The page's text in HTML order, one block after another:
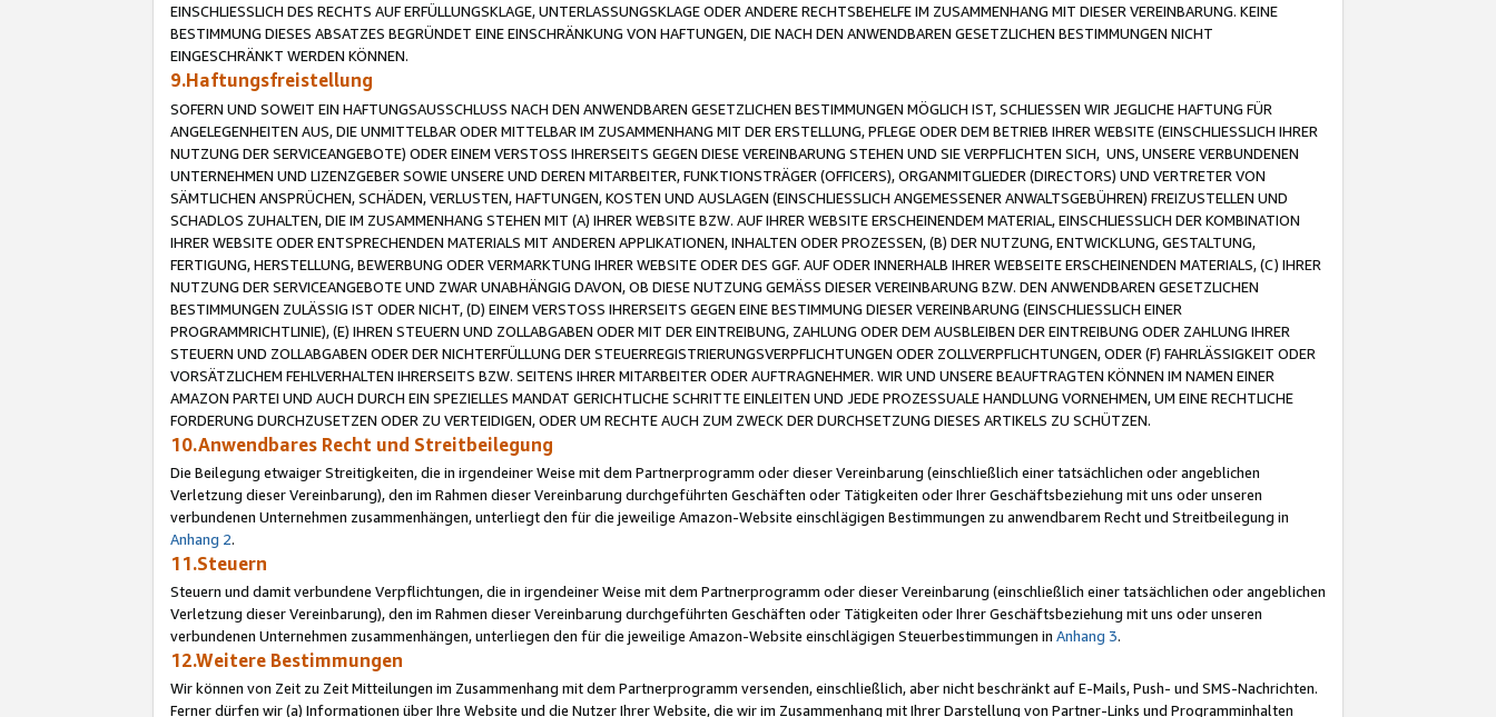
EINSCHLIESSLICH DES RECHTS AUF ERFÜLLUNGSKLAGE, UNTERLASSUNGSKLAGE ODER ANDERE RECHTSBEHELFE IM ZUSAMMENHANG MIT DIESER VEREINBARUNG. KEINE
BESTIMMUNG DIESES ABSATZES BEGRÜNDET EINE EINSCHRÄNKUNG VON HAFTUNGEN, DIE NACH DEN ANWENDBAREN GESETZLICHEN BESTIMMUNGEN NICHT
EINGESCHRÄNKT WERDEN KÖNNEN.
9.Haftungsfreistellung
SOFERN UND SOWEIT EIN HAFTUNGSAUSSCHLUSS NACH DEN ANWENDBAREN GESETZLICHEN BESTIMMUNGEN MÖGLICH IST, SCHLIESSEN WIR JEGLICHE HAFTUNG FÜR
ANGELEGENHEITEN AUS, DIE UNMITTELBAR ODER MITTELBAR IM ZUSAMMENHANG MIT DER ERSTELLUNG, PFLEGE ODER DEM BETRIEB IHRER WEBSITE (EINSCHLIESSLICH IHRER
NUTZUNG DER SERVICEANGEBOTE) ODER EINEM VERSTOSS IHRERSEITS GEGEN DIESE VEREINBARUNG STEHEN UND SIE VERPFLICHTEN SICH, UNS, UNSERE VERBUNDENEN
UNTERNEHMEN UND LIZENZGEBER SOWIE UNSERE UND DEREN MITARBEITER, FUNKTIONSTRÄGER (OFFICERS), ORGANMITGLIEDER (DIRECTORS) UND VERTRETER VON
SÄMTLICHEN ANSPRÜCHEN, SCHÄDEN, VERLUSTEN, HAFTUNGEN, KOSTEN UND AUSLAGEN (EINSCHLIESSLICH ANGEMESSENER ANWALTSGEBÜHREN) FREIZUSTELLEN UND
SCHADLOS ZUHALTEN, DIE IM ZUSAMMENHANG STEHEN MIT (A) IHRER WEBSITE BZW. AUF IHRER WEBSITE ERSCHEINENDEM MATERIAL, EINSCHLIESSLICH DER KOMBINATION
IHRER WEBSITE ODER ENTSPRECHENDEN MATERIALS MIT ANDEREN APPLIKATIONEN, INHALTEN ODER PROZESSEN, (B) DER NUTZUNG, ENTWICKLUNG, GESTALTUNG,
FERTIGUNG, HERSTELLUNG, BEWERBUNG ODER VERMARKTUNG IHRER WEBSITE ODER DES GGF. AUF ODER INNERHALB IHRER WEBSEITE ERSCHEINENDEN MATERIALS, (C) IHRER
NUTZUNG DER SERVICEANGEBOTE UND ZWAR UNABHÄNGIG DAVON, OB DIESE NUTZUNG GEMÄSS DIESER VEREINBARUNG BZW. DEN ANWENDBAREN GESETZLICHEN
BESTIMMUNGEN ZULÄSSIG IST ODER NICHT, (D) EINEM VERSTOSS IHRERSEITS GEGEN EINE BESTIMMUNG DIESER VEREINBARUNG (EINSCHLIESSLICH EINER
PROGRAMMRICHTLINIE), (E) IHREN STEUERN UND ZOLLABGABEN ODER MIT DER EINTREIBUNG, ZAHLUNG ODER DEM AUSBLEIBEN DER EINTREIBUNG ODER ZAHLUNG IHRER
STEUERN UND ZOLLABGABEN ODER DER NICHTERFÜLLUNG DER STEUERREGISTRIERUNGSVERPFLICHTUNGEN ODER ZOLLVERPFLICHTUNGEN, ODER (F) FAHRLÄSSIGKEIT ODER
VORSÄTZLICHEM FEHLVERHALTEN IHRERSEITS BZW. SEITENS IHRER MITARBEITER ODER AUFTRAGNEHMER. WIR UND UNSERE BEAUFTRAGTEN KÖNNEN IM NAMEN EINER
AMAZON PARTEI UND AUCH DURCH EIN SPEZIELLES MANDAT GERICHTLICHE SCHRITTE EINLEITEN UND JEDE PROZESSUALE HANDLUNG VORNEHMEN, UM EINE RECHTLICHE
FORDERUNG DURCHZUSETZEN ODER ZU VERTEIDIGEN, ODER UM RECHTE AUCH ZUM ZWECK DER DURCHSETZUNG DIESES ARTIKELS ZU SCHÜTZEN.
10.Anwendbares Recht und Streitbeilegung
Die Beilegung etwaiger Streitigkeiten, die in irgendeiner Weise mit dem Partnerprogramm oder dieser Vereinbarung (einschließlich einer tatsächlichen oder angeblichen
Verletzung dieser Vereinbarung), den im Rahmen dieser Vereinbarung durchgeführten Geschäften oder Tätigkeiten oder Ihrer Geschäftsbeziehung mit uns oder unseren
verbundenen Unternehmen zusammenhängen, unterliegt den für die jeweilige Amazon-Website einschlägigen Bestimmungen zu anwendbarem Recht und Streitbeilegung in
Anhang 2.
11.Steuern
Steuern und damit verbundene Verpflichtungen, die in irgendeiner Weise mit dem Partnerprogramm oder dieser Vereinbarung (einschließlich einer tatsächlichen oder angeblichen
Verletzung dieser Vereinbarung), den im Rahmen dieser Vereinbarung durchgeführten Geschäften oder Tätigkeiten oder Ihrer Geschäftsbeziehung mit uns oder unseren
verbundenen Unternehmen zusammenhängen, unterliegen den für die jeweilige Amazon-Website einschlägigen Steuerbestimmungen in Anhang 3.
12.Weitere Bestimmungen
Wir können von Zeit zu Zeit Mitteilungen im Zusammenhang mit dem Partnerprogramm versenden, einschließlich, aber nicht beschränkt auf E-Mails, Push- und SMS-Nachrichten.
Ferner dürfen wir (a) Informationen über Ihre Website und die Nutzer Ihrer Website, die wir im Zusammenhang mit Ihrer Darstellung von Partner-Links und Programminhalten